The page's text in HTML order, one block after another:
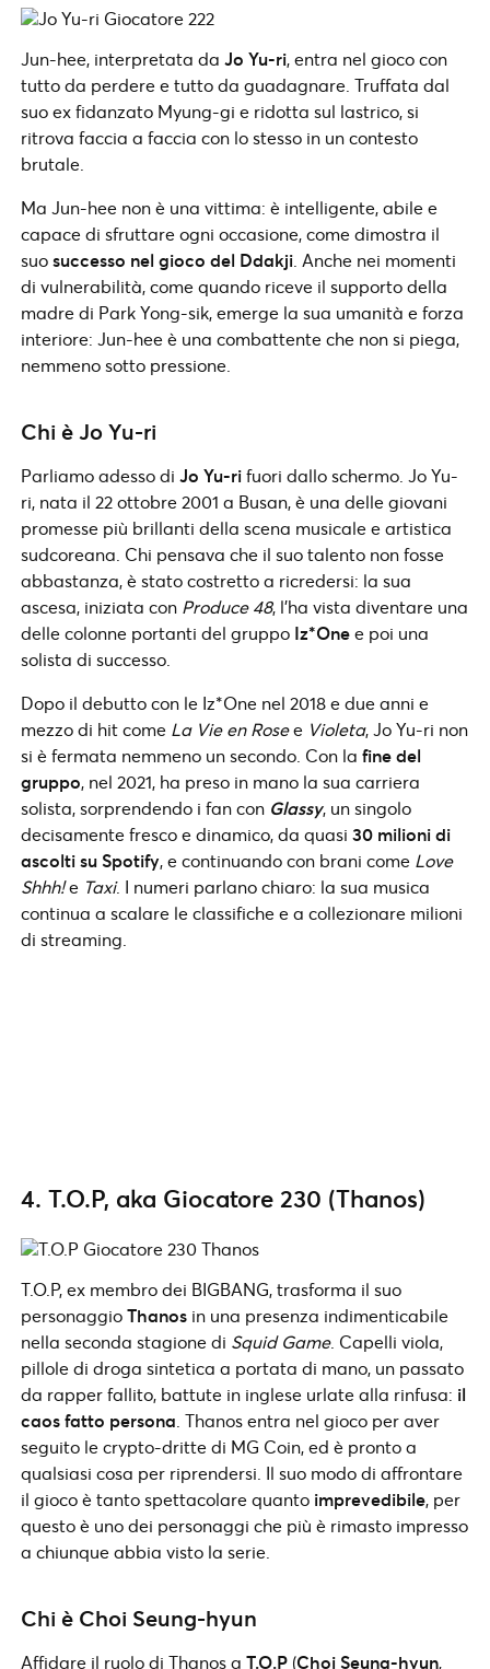
Jun-hee, interpretata da Jo Yu-ri, entra nel gioco con
tutto da perdere e tutto da guadagnare. Truffata dal
suo ex fidanzato Myung-gi e ridotta sul lastrico, si
ritrova faccia a faccia con lo stesso in un contesto
brutale.
Ma Jun-hee non è una vittima: è intelligente, abile e
capace di sfruttare ogni occasione, come dimostra il
suosuccesso nel gioco del Ddakji . Anche nei momenti
di vulnerabilità, come quando riceve il supporto della
madre di Park Yong-sik, emerge la sua umanità e forza
interiore: Jun-hee è una combattente che non si piega,
nemmeno sotto pressione.
Chi è Jo Yu-ri
Parliamo adesso di Jo Yu-rifuori dallo schermo. Jo Yu-
ri, nata il 22 ottobre 2001 a Busan, è una delle giovani
promesse più brillanti della scena musicale e artistica
sudcoreana. Chi pensava che il suo talento non fosse
abbastanza, è stato costretto a ricredersi: la sua
ascesa, iniziata con Produce 48, l’ha vista diventare una
delle colonne portanti del gruppo Iz*Onee poi una
solista di successo.
Dopo il debutto con le Iz*One nel 2018 e due anni e
mezzo di hit come La Vie en Rosee Violeta, Jo Yu-ri non
si è fermata nemmeno un secondo. Con la fine del
gruppo, nel 2021, ha preso in mano la sua carriera
solista, sorprendendo i fan con Glassy, un singolo
decisamente fresco e dinamico, da quasi 30 milioni di
ascolti su Spotify, e continuando con brani come Love
Shhh!e Taxi. I numeri parlano chiaro: la sua musica
continua a scalare le classifiche e a collezionare milioni
di streaming.
4. T.O.P, aka Giocatore 230 (Thanos)
T.O.P, ex membro dei BIGBANG, trasforma il suo
personaggioThanos in una presenza indimenticabile
nella seconda stagione di Squid Game. Capelli viola,
pillole di droga sintetica a portata di mano, un passato
da rapper fallito, battute in inglese urlate alla rinfusa: il
caos fatto persona . Thanos entra nel gioco per aver
seguito le crypto-dritte di MG Coin, ed è pronto a
qualsiasi cosa per riprendersi. Il suo modo di affrontare
il gioco è tanto spettacolare quanto imprevedibile, per
questo è uno dei personaggi che più è rimasto impresso
a chiunque abbia visto la serie.
Chi è Choi Seung-hyun
Affidare il ruolo di Thanos a T.O.P (Choi Seung-hyun,